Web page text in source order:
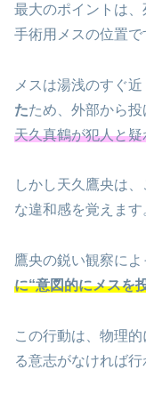
最大のポイントは、
手術用メスの位置で
メスは湯浅のすぐ近
たため、外部から投
天久真鶴が犯人と
しかし天久鷹央は
な違和感を覚えます
鷹央の鋭い観察によ
に“意図的にメスを
この行動は、物理
る意志がなければ